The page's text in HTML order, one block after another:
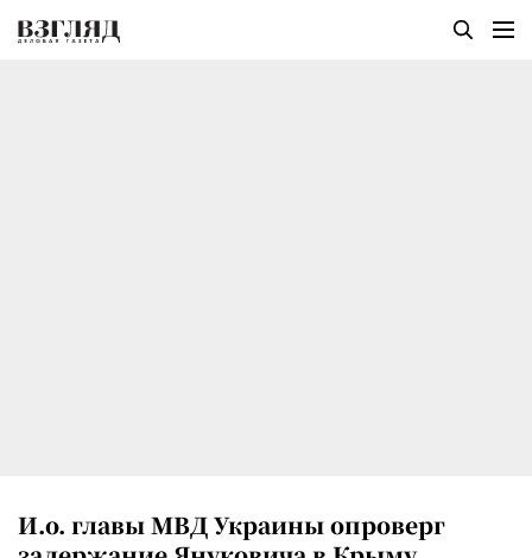
И.о. главы МВД Украины опроверг